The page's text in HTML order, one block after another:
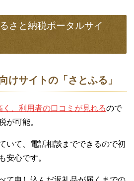
さと納税ポータルサイ
けサイトの「さとふる」
、利用者の口コミが見れるので
が可能。
いて、電話相談までできるので初
安心です。